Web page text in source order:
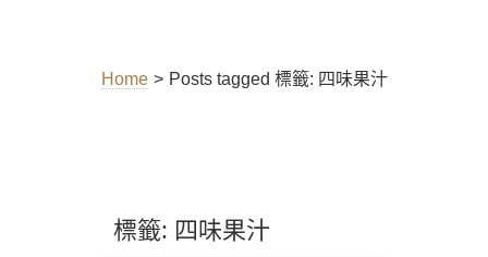
Home > Posts tagged 標籤: 四味果汁
標籤: 四味果汁